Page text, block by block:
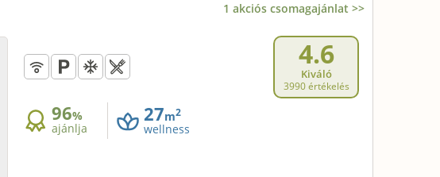
1 akciós csomagajánlat >>
4.6
Kiváló
3990 értékelés
96%
ajánlja
27m2
wellness